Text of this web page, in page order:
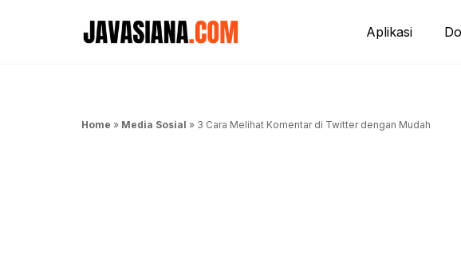
Aplikasi
Home » Media Sosial » 3 Cara Melihat Komentar di Twitter dengan Mudah